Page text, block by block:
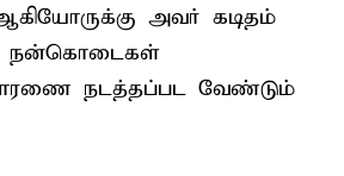
அவர் கடிதம்
நன்கொடைகள்
நடத்தப்பட வேண்டும்